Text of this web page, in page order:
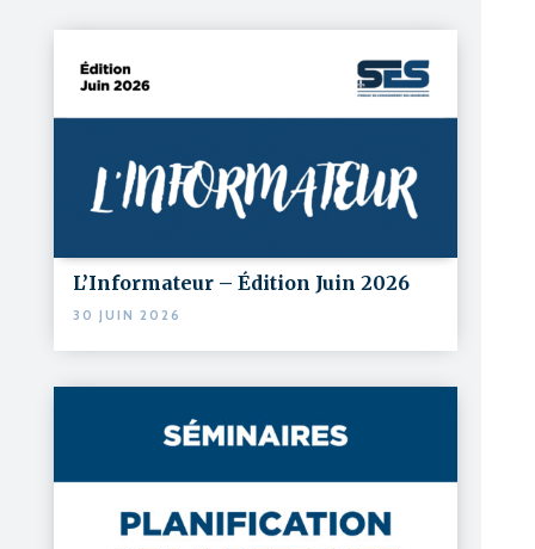
L’Informateur – Édition Juin 2026
30 JUIN 2026